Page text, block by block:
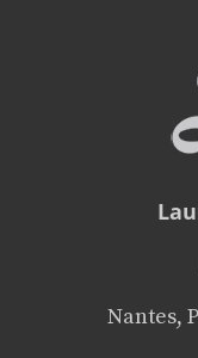
Nantes,